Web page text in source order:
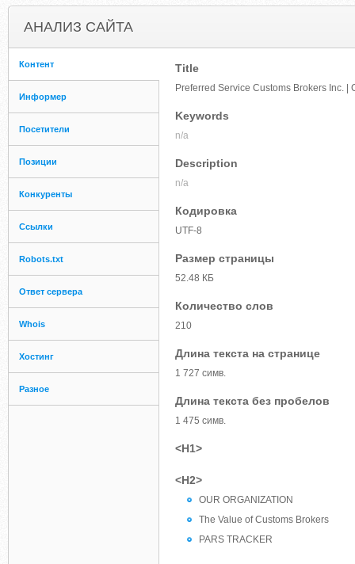
АНАЛИЗ САЙТА
Контент
Информер
Посетители
Позиции
Конкуренты
Ссылки
Robots.txt
Ответ сервера
Whois
Хостинг
Разное
Title
Preferred Service Customs Brokers Inc. |
Keywords
n/a
Description
n/a
Кодировка
UTF-8
Размер страницы
52.48 КБ
Количество слов
210
Длина текста на странице
1 727 симв.
Длина текста без пробелов
1 475 симв.
<H1>
<H2>
OUR ORGANIZATION
The Value of Customs Brokers
PARS TRACKER